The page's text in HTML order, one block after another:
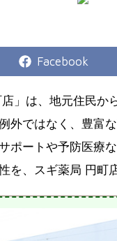
Share
Facebook
」は、地元住民
外ではなく、豊富
ポートや予防医療
を、スギ薬局 円町